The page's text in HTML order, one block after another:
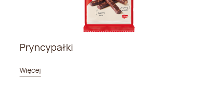
Pryncypałki
Więcej